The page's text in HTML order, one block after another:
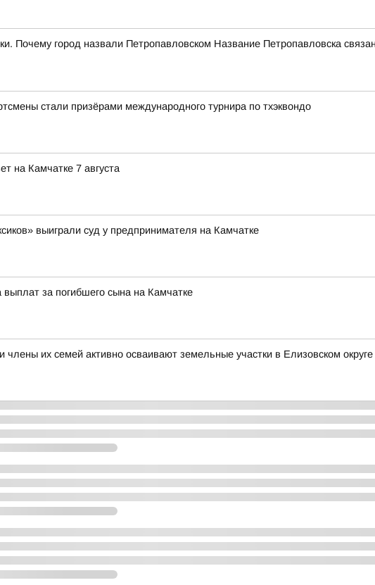
Почему город назвали Петропавловском Название Петропавловска
стали призёрами международного турнира по тхэквондо
на Камчатке 7 августа
выиграли суд у предпринимателя на Камчатке
за погибшего сына на Камчатке
члены их семей активно осваивают земельные участки в Елизовском округе